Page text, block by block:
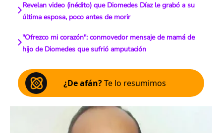
Revelan video (inédito) que Diomedes Díaz le grabó a su
última esposa, poco antes de morir
"Ofrezco mi corazón": conmovedor mensaje de mamá de
hijo de Diomedes que sufrió amputación
¿De afán?Te lo resumimos